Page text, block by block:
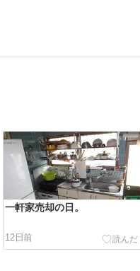
一軒家売却の日。
12日前